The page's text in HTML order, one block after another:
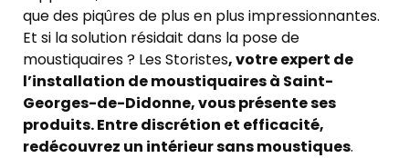
que des piqûres de plus en plus impressionnantes.
Et si la solution résidait dans la pose de
moustiquaires ? Les Storistes, votre expert de
l’installation de moustiquaires à Saint-
Georges-de-Didonne, vous présente ses
produits. Entre discrétion et efficacité,
redécouvrez un intérieur sans moustiques.